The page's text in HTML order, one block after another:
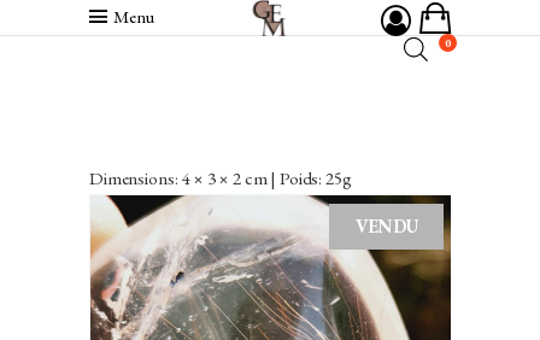
Menu
0
Dimensions: 4 × 3 × 2 cm | Poids: 25g
VENDU